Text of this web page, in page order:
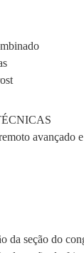
avançado
da seção do